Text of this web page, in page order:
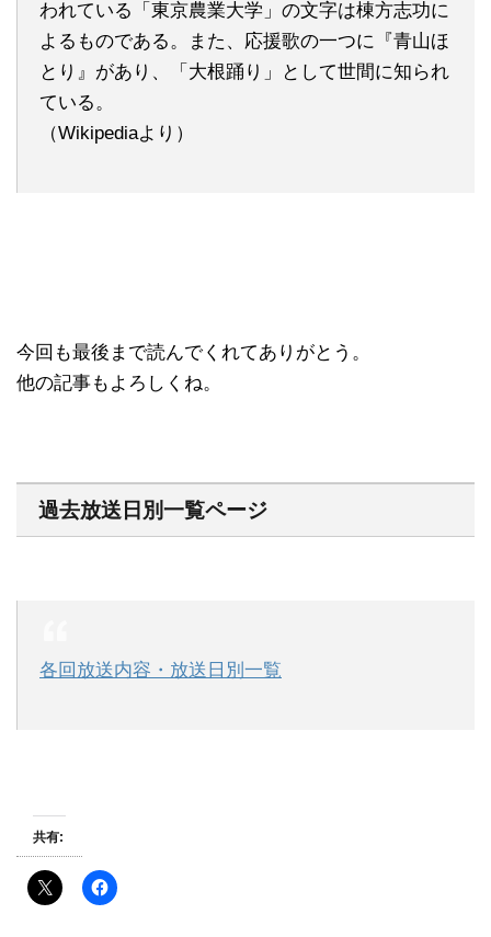
われている「東京農業大学」の文字は棟方志功に
よるものである。また、応援歌の一つに『青山ほ
とり』があり、「大根踊り」として世間に知られ
ている。
（Wikipediaより）
今回も最後まで読んでくれてありがとう。
他の記事もよろしくね。
過去放送日別一覧ページ
各回放送内容・放送日別一覧
共有: